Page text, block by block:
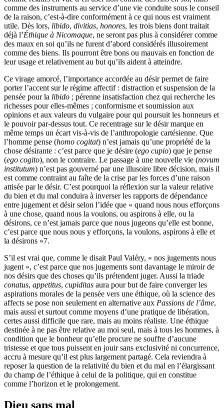
comme des instruments au service d’une vie conduite sous le conseil
de la raison, c’est-à-dire conformément à ce qui nous est vraiment
utile. Dès lors, libido, divitias, honores, les trois biens dont traitait
déjà l’Éthique à Nicomaque, ne seront pas plus à considérer comme
des maux en soi qu’ils ne furent d’abord considérés illusoirement
comme des biens. Ils pourront être bons ou mauvais en fonction de
leur usage et relativement au but qu’ils aident à atteindre.
Ce virage amorcé, l’importance accordée au désir permet de faire
porter l’accent sur le régime affectif : distraction et suspension de la
pensée pour la libido ; pérenne insatisfaction chez qui recherche les
richesses pour elles-mêmes ; conformisme et soumission aux
opinions et aux valeurs du vulgaire pour qui poursuit les honneurs et
le pouvoir par-dessus tout. Ce recentrage sur le désir marque en
même temps un écart vis-à-vis de l’anthropologie cartésienne. Que
l’homme pense (homo cogitat) n’est jamais qu’une propriété de la
chose désirante : c’est parce que je désire (ego cupio) que je pense
(ego cogito), non le contraire. Le passage à une nouvelle vie (novum
institutum) n’est pas gouverné par une illusoire libre décision, mais il
est comme contraint au faîte de la crise par les forces d’une raison
attisée par le désir. C’est pourquoi la réflexion sur la valeur relative
du bien et du mal conduira à inverser les rapports de dépendance
entre jugement et désir selon l’idée que « quand nous nous efforçons
à une chose, quand nous la voulons, ou aspirons à elle, ou la
désirons, ce n’est jamais parce que nous jugeons qu’elle est bonne,
c’est parce que nous nous y efforçons, la voulons, aspirons à elle et
la désirons »7.
S’il est vrai que, comme le disait Paul Valéry, « nos jugements nous
jugent », c’est parce que nos jugements sont davantage le miroir de
nos désirs que des choses qu’ils prétendent juger. Aussi la triade
conatus, appetitus, cupiditas aura pour but de faire converger les
aspirations morales de la pensée vers une éthique, où la science des
affects se pose non seulement en alternative aux Passions de l’âme,
mais aussi et surtout comme moyens d’une pratique de libération,
certes aussi difficile que rare, mais au moins réaliste. Une éthique
destinée à ne pas être relative au moi seul, mais à tous les hommes, à
condition que le bonheur qu’elle procure ne souffre d’aucune
tristesse et que tous puissent en jouir sans exclusivité ni concurrence,
accru à mesure qu’il est plus largement partagé. Cela reviendra à
reposer la question de la relativité du bien et du mal en l’élargissant
du champ de l’éthique à celui de la politique, qui en constitue
comme l’horizon et le prolongement.
Dieu sans mal